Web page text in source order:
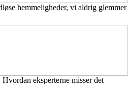
hemmeligheder, vi aldrig glemmer
eksperterne misser det